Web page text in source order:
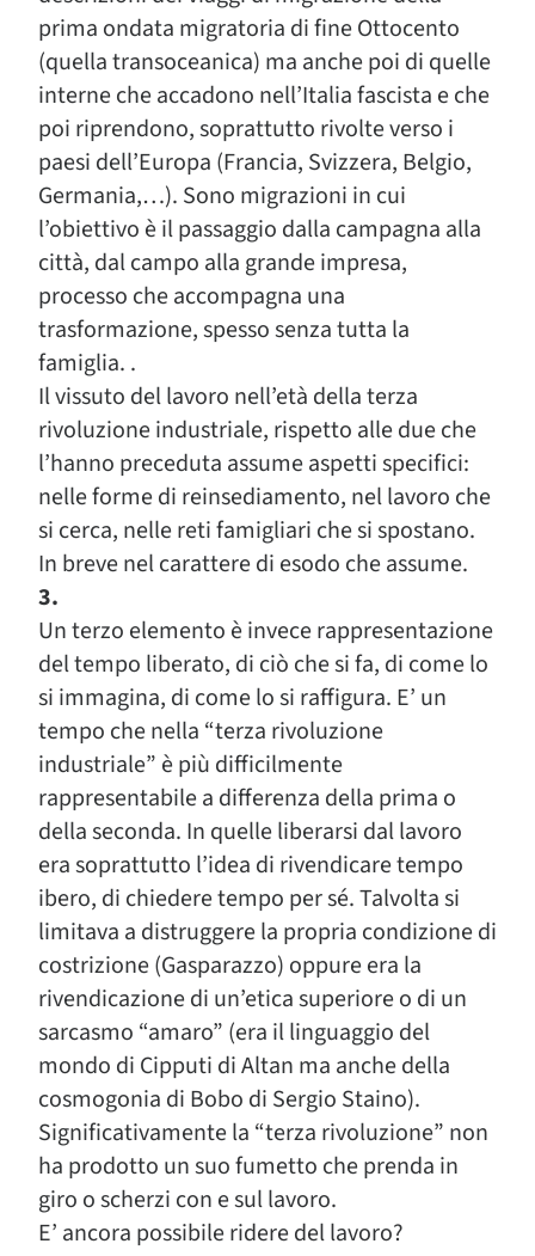
prima ondata migratoria di fine Ottocento
(quella transoceanica) ma anche poi di quelle
interne che accadono nell’Italia fascista e che
poi riprendono, soprattutto rivolte verso i
paesi dell’Europa (Francia, Svizzera, Belgio,
Germania,…). Sono migrazioni in cui
l’obiettivo è il passaggio dalla campagna alla
città, dal campo alla grande impresa,
processo che accompagna una
trasformazione, spesso senza tutta la
famiglia. .
Il vissuto del lavoro nell’età della terza
rivoluzione industriale, rispetto alle due che
l’hanno preceduta assume aspetti specifici:
nelle forme di reinsediamento, nel lavoro che
si cerca, nelle reti famigliari che si spostano.
In breve nel carattere di esodo che assume.
3.
Un terzo elemento è invece rappresentazione
del tempo liberato, di ciò che si fa, di come lo
si immagina, di come lo si raffigura. E’ un
tempo che nella “terza rivoluzione
industriale” è più difficilmente
rappresentabile a differenza della prima o
della seconda. In quelle liberarsi dal lavoro
era soprattutto l’idea di rivendicare tempo
ibero, di chiedere tempo per sé. Talvolta si
limitava a distruggere la propria condizione di
costrizione (Gasparazzo) oppure era la
rivendicazione di un’etica superiore o di un
sarcasmo “amaro” (era il linguaggio del
mondo di Cipputi di Altan ma anche della
cosmogonia di Bobo di Sergio Staino).
Significativamente la “terza rivoluzione” non
ha prodotto un suo fumetto che prenda in
giro o scherzi con e sul lavoro.
E’ ancora possibile ridere del lavoro?